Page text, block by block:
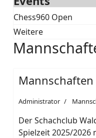
Chess960 Open
Weitere
Administrator
Der Schachclub
Spielzeit 2025/